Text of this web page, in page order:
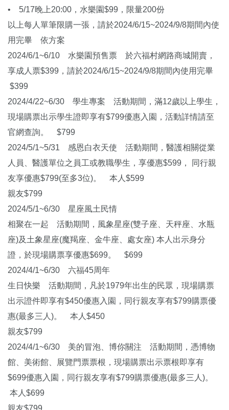
• 5/17晚上20:00，水樂園$99，限量200份
以上每人單筆限購一張，請於2024/6/15~2024/9/8期間內使
用完畢 依方案
2024/6/1~6/10 水樂園預售票 於六福村網路商城開賣，
享成人票$399，請於2024/6/15~2024/9/8期間內使用完畢
$399
2024/4/22~6/30 學生專案 活動期間，滿12歲以上學生，
現場購票出示學生證即享有$799優惠入園，活動詳情請至
官網查詢。 $799
2024/5/1~5/31 感恩白衣天使 活動期間，醫護相關從業
人員、醫護單位之員工或教職學生，享優惠$599， 同行親
友享優惠$799(至多3位)。 本人$599
親友$799
2024/5/1~6/30 星座風土民情
相聚在一起 活動期間，風象星座(雙子座、天秤座、水瓶
座)及土象星座(魔羯座、金牛座、處女座) 本人出示身分
證，於現場購票享優惠$699。 $699
2024/4/1~6/30 六福45周年
生日快樂 活動期間，凡於1979年出生的民眾，現場購票
出示證件即享有$450優惠入園，同行親友享有$799購票優
惠(最多三人)。 本人$450
親友$799
2024/4/1~6/30 美的冒泡、博你關注 活動期間，憑博物
館、美術館、展覽門票票根，現場購票出示票根即享有
$699優惠入園，同行親友享有$799購票優惠(最多三人)。
本人$699
親友$799